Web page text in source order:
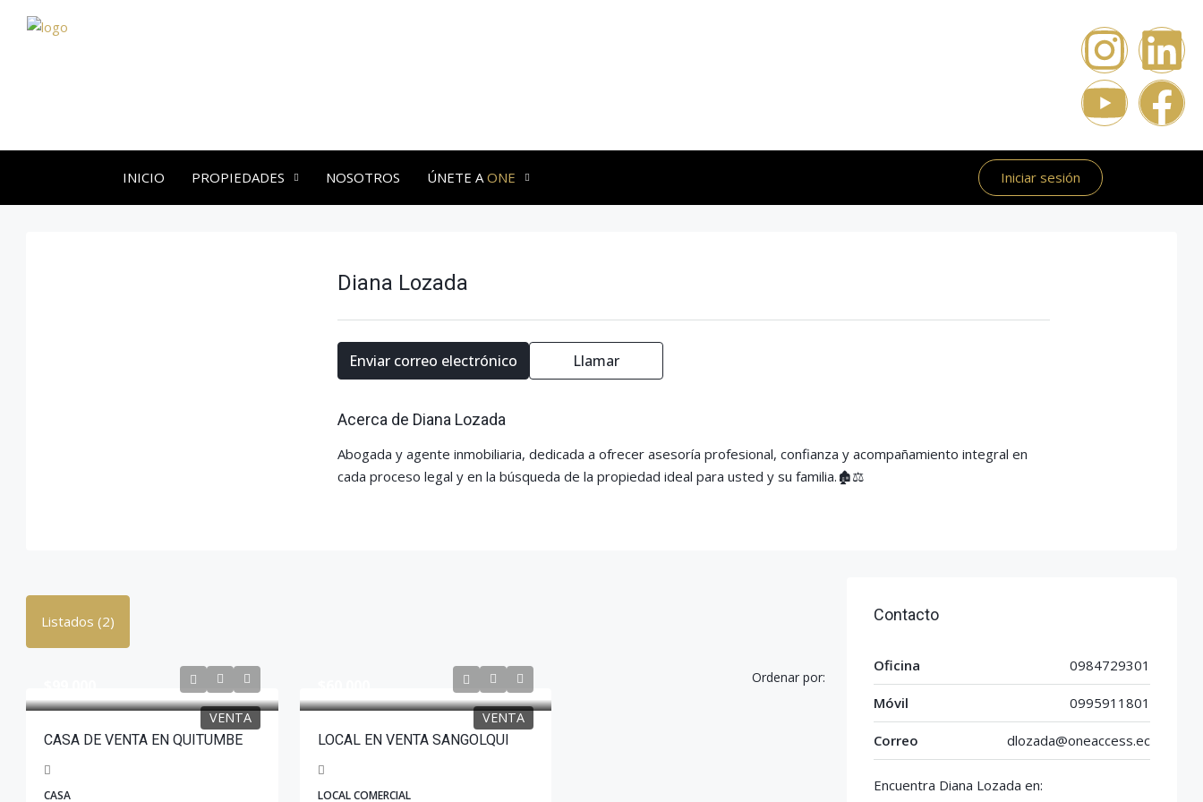
INICIO PROPIEDADES NOSOTROS ÚNETE AONE Iniciar sesión
Diana Lozada
Enviar correo electrónico Llamar
Acerca de Diana Lozada
Abogada y agente inmobiliaria, dedicada a ofrecer asesoría profesional, confianza y acompañamiento integral en
cada proceso legal y en la búsqueda de la propiedad ideal para usted y su familia.🏚️⚖️
Listados (2)
Ordenar por:
VENTA
CASA DE VENTA EN QUITUMBE
CASA
VENTA
LOCAL EN VENTA SANGOLQUI
LOCAL COMERCIAL
Contacto
Oficina 0984729301
Móvil 0995911801
Correo dlozada@oneaccess.ec
Encuentra Diana Lozada en: